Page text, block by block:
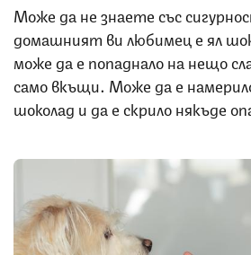
Може да не знаете със
домашният ви любимец е ял
може да е попаднало на нещо
само вкъщи. Може да е
шоколад и да е скрило някъде